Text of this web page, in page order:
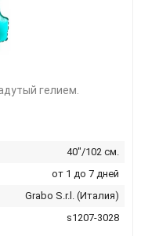
гелием.
40"/102 см.
от 1 до 7 дней
Grabo S.r.l. (Италия)
s1207-3028